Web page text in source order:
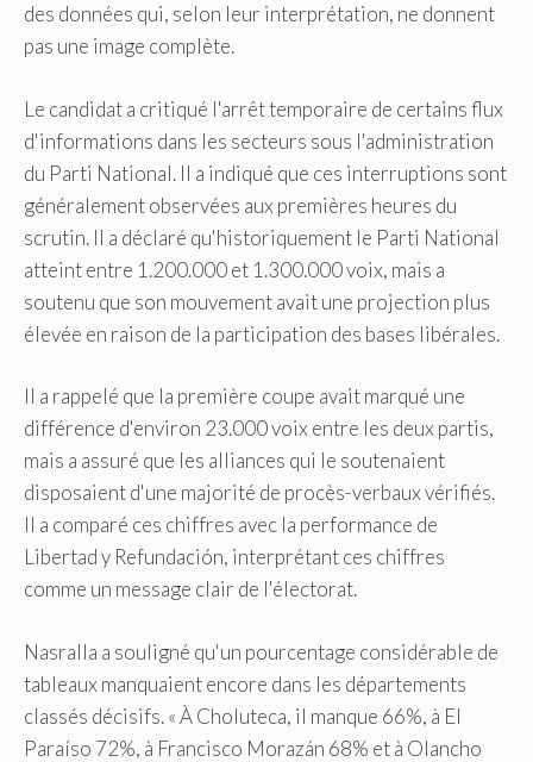
des données qui, selon leur interprétation, ne donnent
pas une image complète.
Le candidat a critiqué l'arrêt temporaire de certains flux
d'informations dans les secteurs sous l'administration
du Parti National. Il a indiqué que ces interruptions sont
généralement observées aux premières heures du
scrutin. Il a déclaré qu'historiquement le Parti National
atteint entre 1.200.000 et 1.300.000 voix, mais a
soutenu que son mouvement avait une projection plus
élevée en raison de la participation des bases libérales.
Il a rappelé que la première coupe avait marqué une
différence d'environ 23.000 voix entre les deux partis,
mais a assuré que les alliances qui le soutenaient
disposaient d'une majorité de procès-verbaux vérifiés.
Il a comparé ces chiffres avec la performance de
Libertad y Refundación, interprétant ces chiffres
comme un message clair de l'électorat.
Nasralla a souligné qu'un pourcentage considérable de
tableaux manquaient encore dans les départements
classés décisifs. « À Choluteca, il manque 66%, à El
Paraíso 72%, à Francisco Morazán 68% et à Olancho